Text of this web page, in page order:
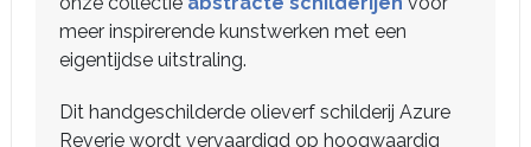
meer inspirerende kunstwerken met een
eigentijdse uitstraling.
Dit handgeschilderde olieverf schilderij Azure
Reverie wordt vervaardigd op hoogwaardig